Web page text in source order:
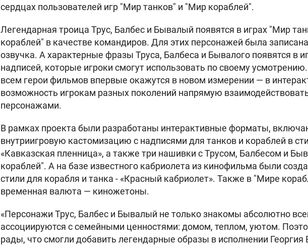
сердцах пользователей игр "Мир танков" и "Мир кораблей".
Легендарная троица Трус, Балбес и Бывалый появятся в играх "Мир
кораблей" в качестве командиров. Для этих персонажей была
озвучка. А характерные фразы Труса, Балбеса и Бывалого появятся в
надписей, которые игроки смогут использовать по своему
всем герои фильмов впервые окажутся в новом измерении — в
возможность игрокам разных поколений напрямую
персонажами.
В рамках проекта были разработаны интерактивные форматы,
внутриигровую кастомизацию с надписями для танков и кораблей в
«Кавказская пленница», а также три нашивки с Трусом, Балбесом и
кораблей". А на базе известного кабриолета из кинофильма были
стили для корабля и танка - «Красный кабриолет». Также в "Мире
временная валюта — киножетоны.
«Персонажи Трус, Балбес и Бывалый не только знакомы абсолютно
ассоциируются с семейными ценностями: домом, теплом, уютом.
рады, что смогли добавить легендарные образы в исполнении